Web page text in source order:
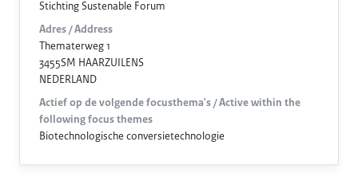
Stichting Sustenable Forum
Adres / Address
Thematerweg 1
3455SM HAARZUILENS
NEDERLAND
Actief op de volgende focusthema's / Active within the
following focus themes
Biotechnologische conversietechnologie